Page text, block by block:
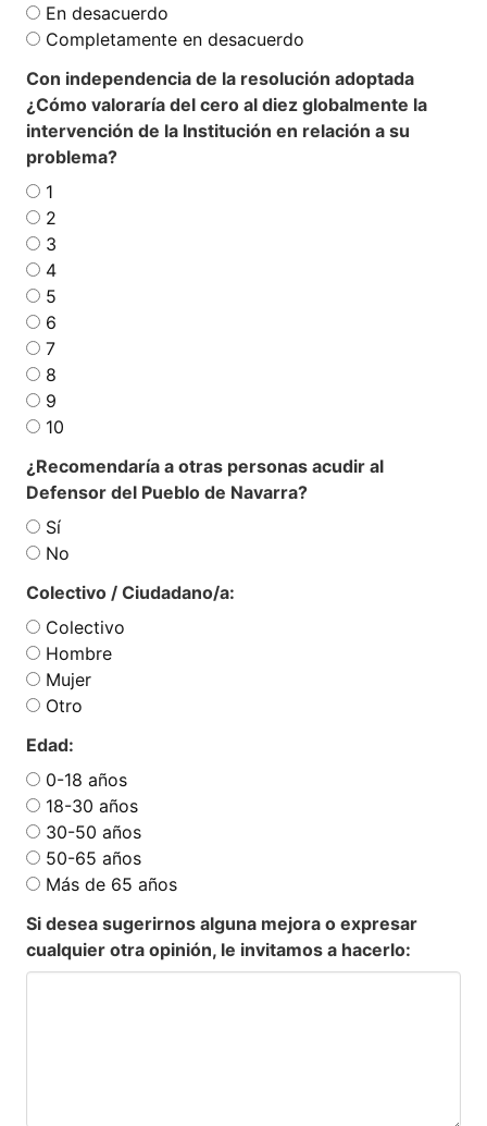
En desacuerdo
Completamente en desacuerdo
Con independencia de la resolución adoptada
¿Cómo valoraría del cero al diez globalmente la
intervención de la Institución en relación a su
problema?
1
2
3
4
5
6
7
8
9
10
¿Recomendaría a otras personas acudir al
Defensor del Pueblo de Navarra?
Sí
No
Colectivo / Ciudadano/a:
Colectivo
Hombre
Mujer
Otro
Edad:
0-18 años
18-30 años
30-50 años
50-65 años
Más de 65 años
Si desea sugerirnos alguna mejora o expresar
cualquier otra opinión, le invitamos a hacerlo: